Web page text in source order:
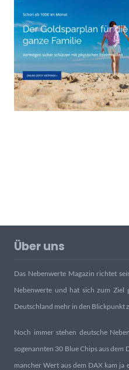
Über uns
Das Nebenwerte Magazin richtet
Nebenwerte und hat sich zum Ziel
Deutschland mehr in den Blickpunkt
Noch immer stehen deutsche
sogenannten 30 Blue Chips aus dem
mancher Wert aus dem DAX kam